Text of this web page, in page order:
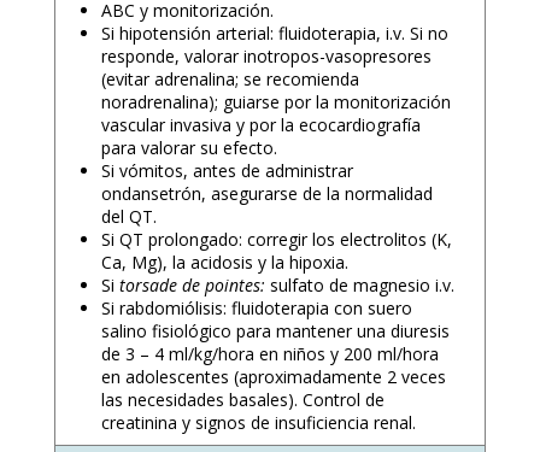
ABC y monitorización.
Si hipotensión arterial: fluidoterapia, i.v. Si no
responde, valorar inotropos-vasopresores
(evitar adrenalina; se recomienda
noradrenalina); guiarse por la monitorización
vascular invasiva y por la ecocardiografía
para valorar su efecto.
Si vómitos, antes de administrar
ondansetrón, asegurarse de la normalidad
del QT.
Si QT prolongado: corregir los electrolitos (K,
Ca, Mg), la acidosis y la hipoxia.
Si torsade de pointes: sulfato de magnesio i.v.
Si rabdomiólisis: fluidoterapia con suero
salino fisiológico para mantener una diuresis
de 3 – 4 ml/kg/hora en niños y 200 ml/hora
en adolescentes (aproximadamente 2 veces
las necesidades basales). Control de
creatinina y signos de insuficiencia renal.